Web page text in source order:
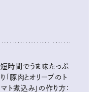
短時間でうま味たっぷ
り「豚肉とオリーブのト
マト煮込み」の作り方：